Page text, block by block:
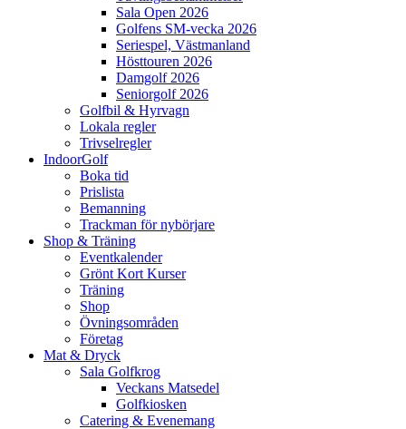
Sala Open 2026
Golfens SM-vecka 2026
Seriespel, Västmanland
Hösttouren 2026
Damgolf 2026
Seniorgolf 2026
Golfbil & Hyrvagn
Lokala regler
Trivselregler
IndoorGolf
Boka tid
Prislista
Bemanning
Trackman för nybörjare
Shop & Träning
Eventkalender
Grönt Kort Kurser
Träning
Shop
Övningsområden
Företag
Mat & Dryck
Sala Golfkrog
Veckans Matsedel
Golfkiosken
Catering & Evenemang